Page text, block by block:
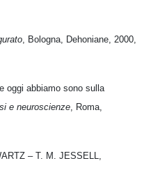
, Bologna, Dehoniane, 2000,
oggi abbiamo sono sulla
e neuroscienze , Roma,
– T. M. JESSELL,